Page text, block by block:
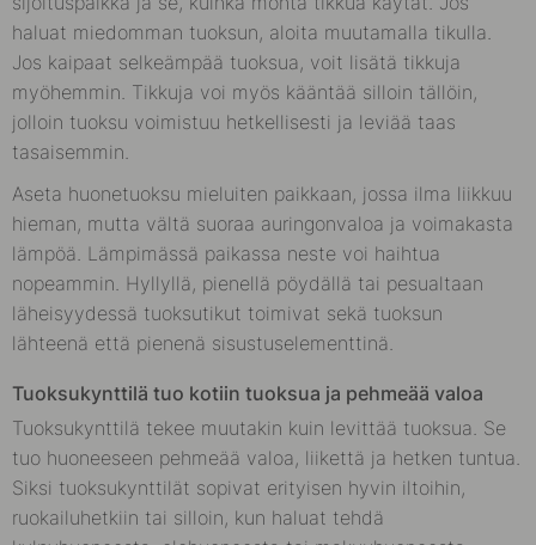
haluat miedomman tuoksun, aloita muutamalla tikulla.
Jos kaipaat selkeämpää tuoksua, voit lisätä tikkuja
myöhemmin. Tikkuja voi myös kääntää silloin tällöin,
jolloin tuoksu voimistuu hetkellisesti ja leviää taas
tasaisemmin.
Aseta huonetuoksu mieluiten paikkaan, jossa ilma liikkuu
hieman, mutta vältä suoraa auringonvaloa ja voimakasta
lämpöä. Lämpimässä paikassa neste voi haihtua
nopeammin. Hyllyllä, pienellä pöydällä tai pesualtaan
läheisyydessä tuoksutikut toimivat sekä tuoksun
lähteenä että pienenä sisustuselementtinä.
Tuoksukynttilä tuo kotiin tuoksua ja pehmeää valoa
Tuoksukynttilä tekee muutakin kuin levittää tuoksua. Se
tuo huoneeseen pehmeää valoa, liikettä ja hetken tuntua.
Siksi tuoksukynttilät sopivat erityisen hyvin iltoihin,
ruokailuhetkiin tai silloin, kun haluat tehdä